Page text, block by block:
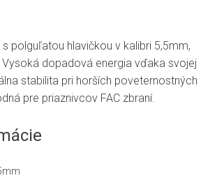
polguľatou hlavičkou v kalibri 5,5mm,
dopadová energia vďaka svojej
stabilita pri horších poveternostných
pre priaznivcov FAC zbraní.